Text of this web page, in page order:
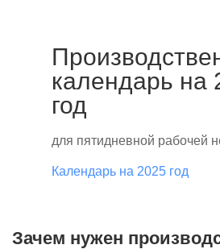
календарь на
год
для пятидневной рабочей
Календарь на 2025 год
Зачем нужен